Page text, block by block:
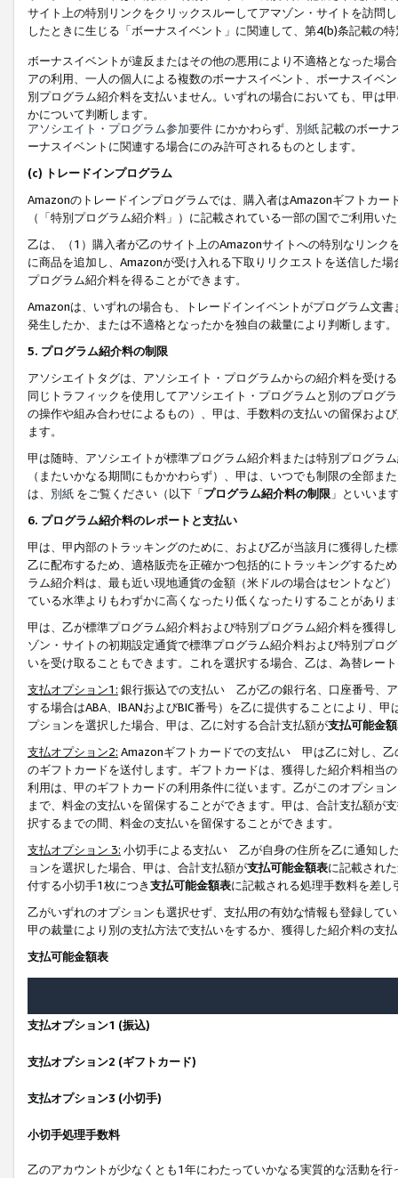
サイト上の特別リンクをクリックスルーしてアマゾン・サイトを訪問
したときに生じる「ボーナスイベント」に関連して、第4(b)条記載の
ボーナスイベントが違反またはその他の悪用により不適格となった場
アの利用、一人の個人による複数のボーナスイベント、ボーナスイベ
別プログラム紹介料を支払いません。いずれの場合においても、甲は
かについて判断します。
アソシエイト・プログラム参加要件 にかかわらず、 別紙記載のボーナ
ーナスイベントに関連する場合にのみ許可されるものとします。
(c) トレードインプログラム
Amazonのトレードインプログラムでは、購入者はAmazonギフトカ
（「特別プログラム紹介料」）に記載されている一部の国でご利用い
乙は、（1）購入者が乙のサイト上のAmazonサイトへの特別なリン
に商品を追加し、Amazonが受け入れる下取りリクエストを送信した
プログラム紹介料を得ることができます。
Amazonは、いずれの場合も、トレードインイベントがプログラム文
発生したか、または不適格となったかを独自の裁量により判断します。
5. プログラム紹介料の制限
アソシエイトタグは、アソシエイト・プログラムからの紹介料を受け
同じトラフィックを使用してアソシエイト・プログラムと別のプログ
の操作や組み合わせによるもの）、甲は、手数料の支払いの留保およ
ます。
甲は随時、アソシエイトが標準プログラム紹介料または特別プログラ
（またいかなる期間にもかかわらず）、甲は、いつでも制限の全部
は、 別紙 をご覧ください（以下「プログラム紹介料の制限 」といいま
6. プログラム紹介料のレポートと支払い
甲は、甲内部のトラッキングのために、および乙が当該月に獲得した
乙に配布するため、適格販売を正確かつ包括的にトラッキングするた
ラム紹介料は、最も近い現地通貨の金額（米ドルの場合はセントなど
ている水準よりもわずかに高くなったり低くなったりすることがあり
甲は、乙が標準プログラム紹介料および特別プログラム紹介料を獲得
ゾン・サイトの初期設定通貨で標準プログラム紹介料および特別プロ
いを受け取ることもできます。これを選択する場合、乙は、為替レー
支払オプション1: 銀行振込での支払い 乙が乙の銀行名、口座番号、
する場合はABA、IBANおよびBIC番号）を乙に提供することにより、
プションを選択した場合、甲は、乙に対する合計支払額が支払可能金
支払オプション2: Amazonギフトカードでの支払い 甲は乙に対し、乙
のギフトカードを送付します。ギフトカードは、獲得した紹介料相当
利用は、甲のギフトカードの利用条件に従います。乙がこのオプショ
まで、料金の支払いを留保することができます。甲は、合計支払額が
択するまでの間、料金の支払いを留保することができます。
支払オプション 3: 小切手による支払い 乙が自身の住所を乙に通知し
ョンを選択した場合、甲は、合計支払額が支払可能金額表に記載され
付する小切手1枚につき支払可能金額表に記載される処理手数料を差し
乙がいずれのオプションも選択せず、支払用の有効な情報も登録して
甲の裁量により別の支払方法で支払いをするか、獲得した紹介料の支
支払可能金額表
支払オプション1 (振込)
支払オプション2 (ギフトカード)
支払オプション3 (小切手)
小切手処理手数料
乙のアカウントが少なくとも1年にわたっていかなる実質的な活動を